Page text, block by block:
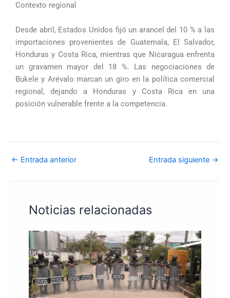
Contexto regional
Desde abril, Estados Unidos fijó un arancel del 10 % a las
importaciones provenientes de Guatemala, El Salvador,
Honduras y Costa Rica, mientras que Nicaragua enfrenta
un gravamen mayor del 18 %. Las negociaciones de
Bukele y Arévalo marcan un giro en la política comercial
regional, dejando a Honduras y Costa Rica en una
posición vulnerable frente a la competencia.
← Entrada anterior Entrada siguiente →
Noticias relacionadas